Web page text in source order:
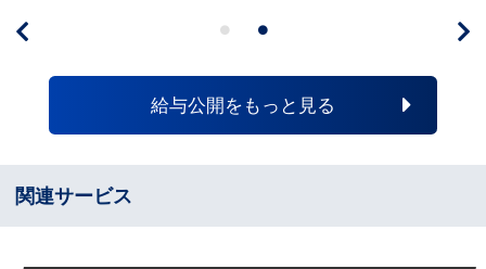
ます！ と
ししたい
ってま
し、しっかり定時で帰れま
給与公開をもっと見る
関連サービス